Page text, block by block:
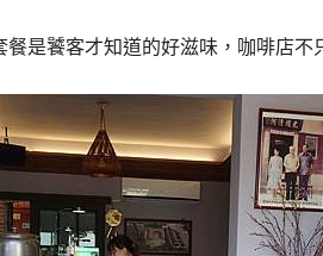
餐是饕客才知道的好滋味，咖啡店不